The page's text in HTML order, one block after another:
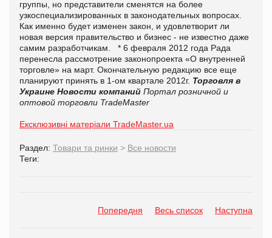
группы, но представители сменятся на более
узкоспециализированных в законодательных вопросах.
Как именно будет изменен закон, и удовлетворит ли
новая версия правительство и бизнес - не известно даже
самим разработчикам.
* 6 февраля 2012 года Рада
перенесла рассмотрение законопроекта «О внутренней
торговле» на март. Окончательную редакцию все еще
планируют принять в 1-ом квартале 2012г. Торговля в
Украине Новости компаний Портал розничной и
оптовой торговли TradeMaster
Ексклюзивні матеріали TradeMaster.ua
Раздел: Товари та ринки > Все новости
Теги:
Попередня Весь список Наступна